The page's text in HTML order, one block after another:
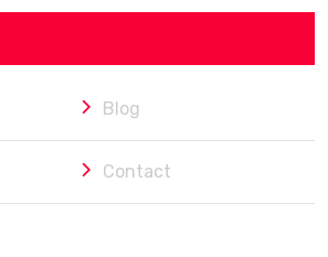
Blog
Contact